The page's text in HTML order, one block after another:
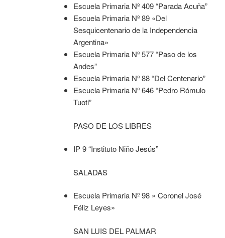
Escuela Primaria Nº 409 “Parada Acuña”
Escuela Primaria Nº 89 «Del
Sesquicentenario de la Independencia
Argentina»
Escuela Primaria Nº 577 “Paso de los
Andes”
Escuela Primaria Nº 88 “Del Centenario”
Escuela Primaria Nº 646 “Pedro Rómulo
Tuoti”
PASO DE LOS LIBRES
IP 9 “Instituto Niño Jesús”
SALADAS
Escuela Primaria Nº 98 » Coronel José
Féliz Leyes»
SAN LUIS DEL PALMAR